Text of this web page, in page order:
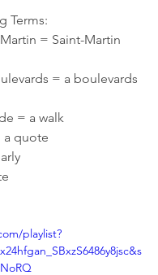
Terms:
= Saint-Martin
= a boulevards
= a walk
a quote
playlist?